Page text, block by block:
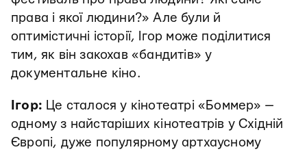
права і якої людини?» Але були й
оптимістичні історії, Ігор може поділитися
тим, як він закохав «бандитів» у
документальне кіно.
Ігор: Це сталося у кінотеатрі «Боммер» —
одному з найстаріших кінотеатрів у Східній
Європі, дуже популярному артхаусному